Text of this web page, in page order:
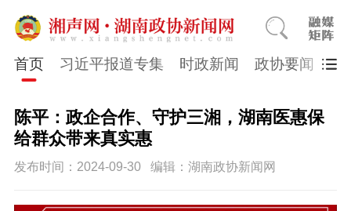
首页 习近平报道专集 时政新闻 政协要闻 市
陈平：政企合作、守护三湘，湖南医惠保
给群众带来真实惠
发布时间：2024-09-30 编辑：湖南政协新闻网